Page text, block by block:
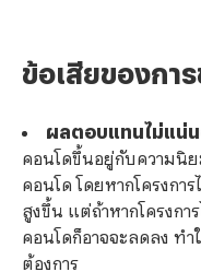
ข้อเสียของกา
ผลตอบแทนไม่แน่
คอนโดขึ้นอยู่กับความนิย
คอนโด โดยหากโครงก
สูงขึ้น แต่ถ้าหากโครงกา
คอนโดก็อาจจะลดลง ทำ
ต้องการ